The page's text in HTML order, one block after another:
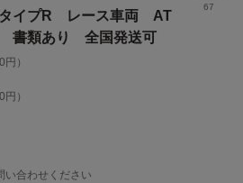
67
イプR レース車両 AT
書類あり 全国発送可
円）
円）
い合わせください